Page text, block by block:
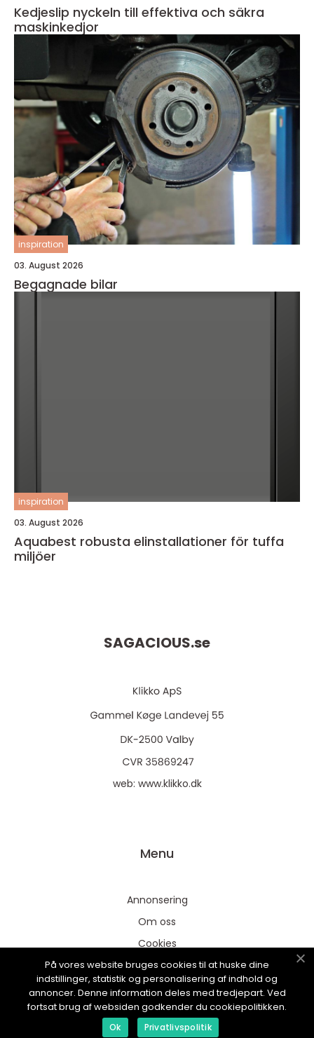
Kedjeslip nyckeln till effektiva och säkra
maskinkedjor
inspiration
03. August 2026
Begagnade bilar
inspiration
03. August 2026
Aquabest robusta elinstallationer för tuffa
miljöer
SAGACIOUS.se
web: www.klikko.dk
Menu
Annonsering
Om oss
Cookies
Kontakta oss
Sitemap
På vores website bruges cookies til at huske dine
indstillinger, statistik og personalisering af indhold og
annoncer. Denne information deles med tredjepart. Ved
fortsat brug af websiden godkender du cookiepolitikken.
Ok Privatlivspolitik